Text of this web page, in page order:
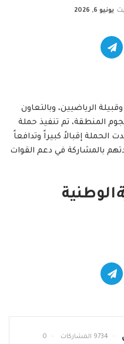
يونيو 6, 2026
الرياضيين، وبالتعاون
المنطقة، تم تنفيذ حملة
إقبالاً كبيراً وتدافعاً
بالمشاركة في دعم القوات
الوطنية
9734 المشاركات 0